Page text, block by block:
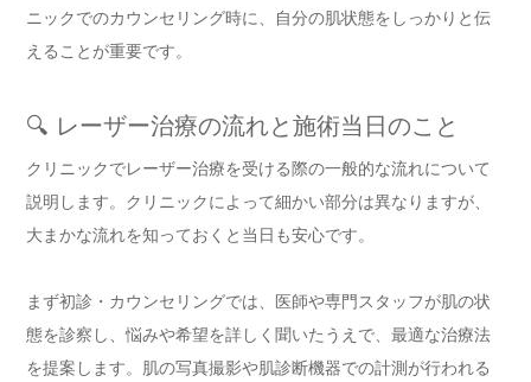
ニックでのカウンセリング時に、自分の肌状態をしっかりと伝
えることが重要です。
🔍 レーザー治療の流れと施術当日のこと
クリニックでレーザー治療を受ける際の一般的な流れについて
説明します。クリニックによって細かい部分は異なりますが、
大まかな流れを知っておくと当日も安心です。
まず初診・カウンセリングでは、医師や専門スタッフが肌の状
態を診察し、悩みや希望を詳しく聞いたうえで、最適な治療法
を提案します。肌の写真撮影や肌診断機器での計測が行われる